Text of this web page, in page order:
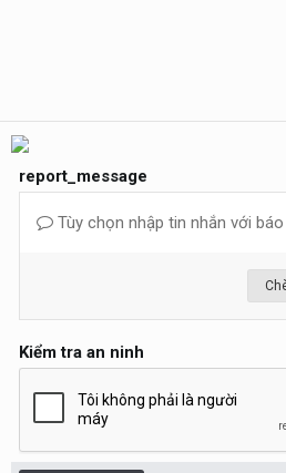
report_message
Tùy chọn nhập tin nhắn với
Kiểm tra an ninh